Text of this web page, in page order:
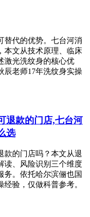
替代的优势。七台河消
本文从技术原理、临床
激光洗纹身的核心优
辰老师17年洗纹身实操
退款的门店,七台河
选
款的门店吗？本文从退
读、风险识别三个维度
务。依托哈尔滨俪也国
验，仅做科普参考。